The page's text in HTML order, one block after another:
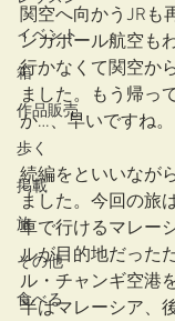
イベント
箱
作品販売
歩く
掲載
旅
その他
食べる
関空へ向かうJRも
ンガポール航空も
行かなくて関空か
ました。もう帰っ
か…、早いですね。
続編をといいなが
ました。今回の旅
車で行けるマレー
ルが目的地だった
ル・チャンギ空港
半はマレーシア、